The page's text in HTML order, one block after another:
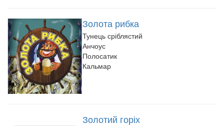
Золота рибка
Тунець сріблястий
Анчоус
Полосатик
Кальмар
Золотий горіх